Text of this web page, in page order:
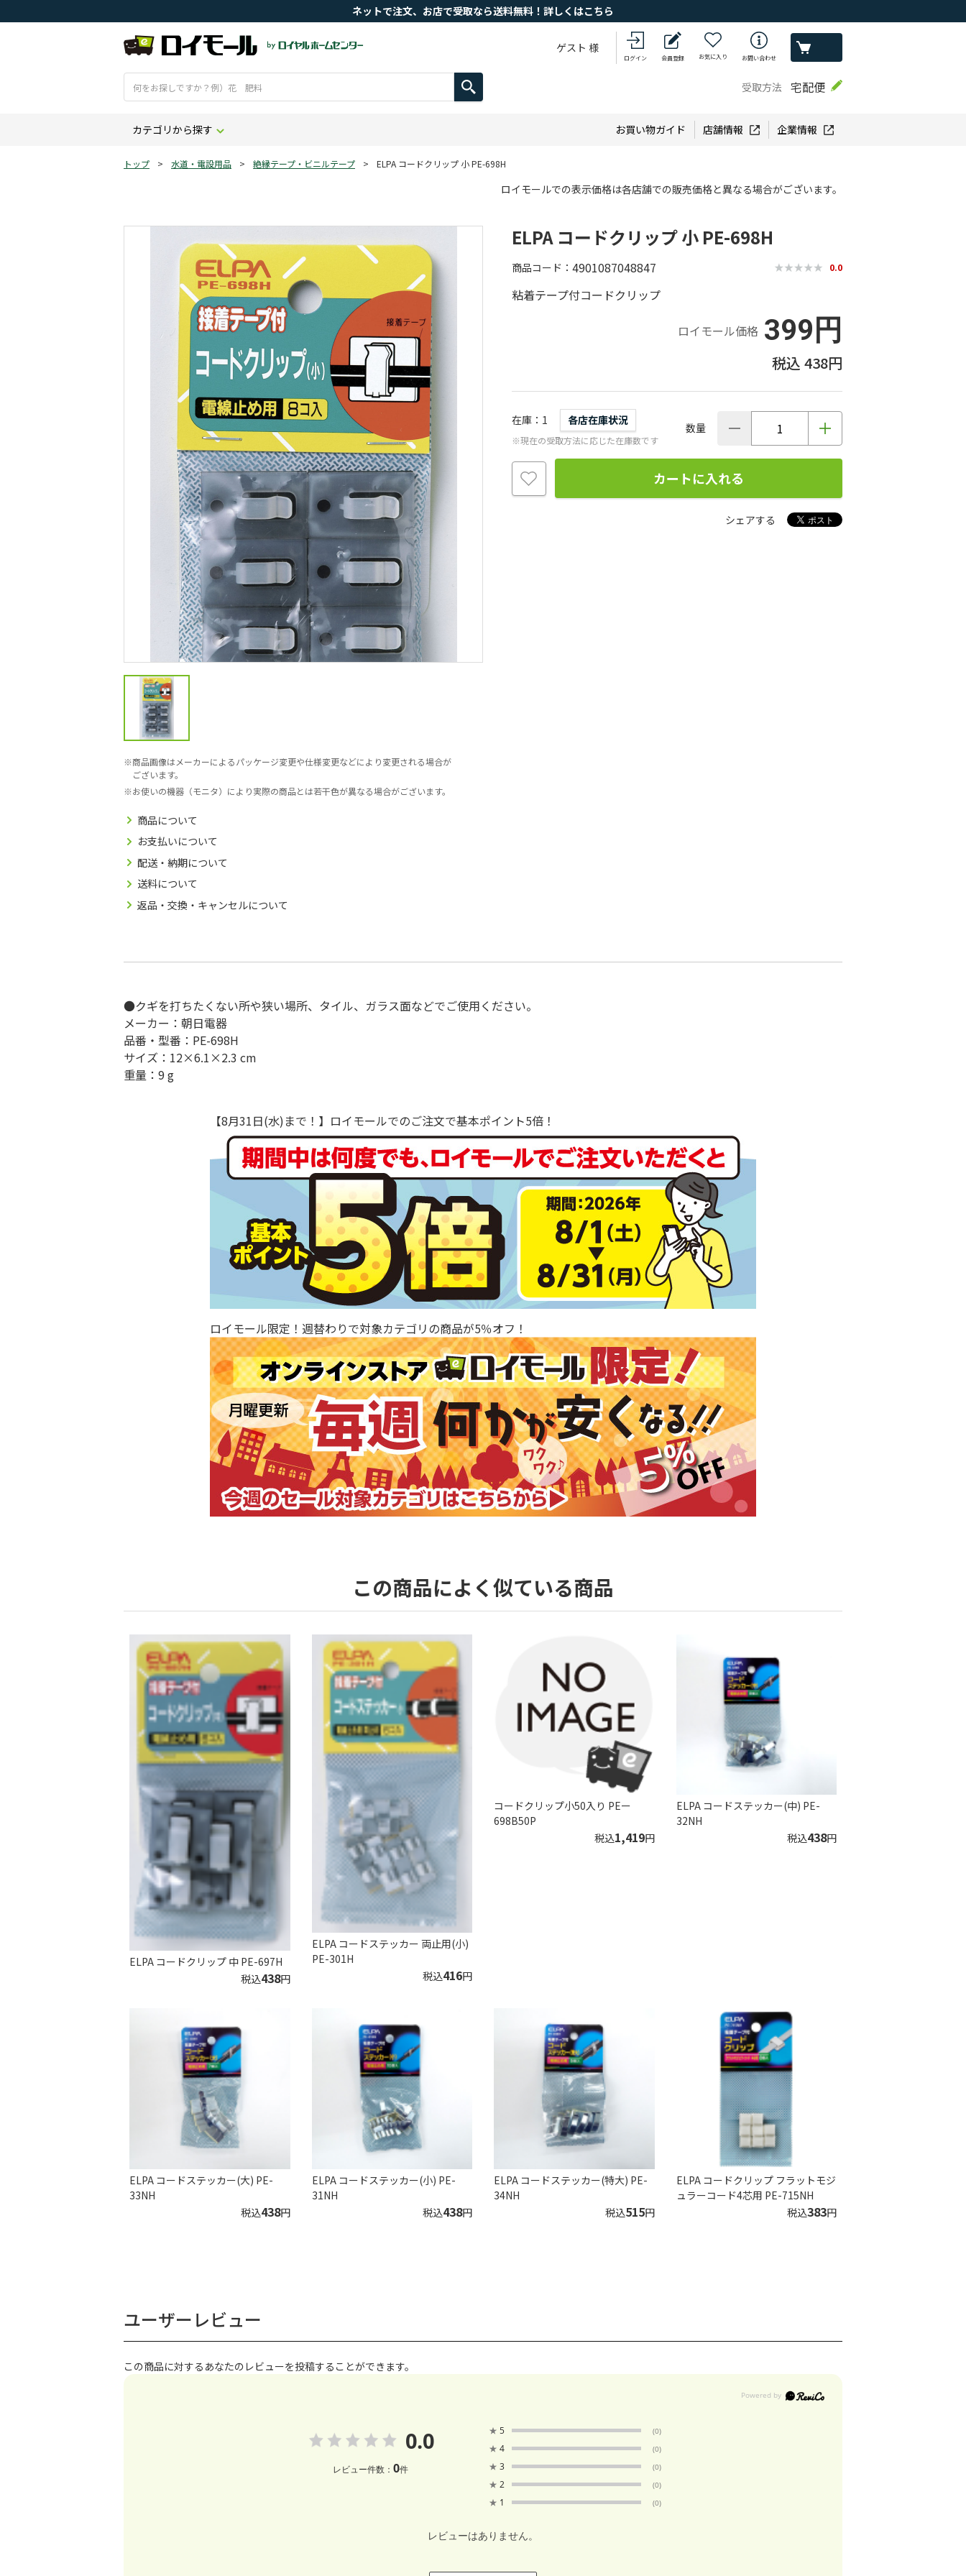
ネットで注文、お店で受取なら送料無料！詳しくはこちら
ゲスト 様
ログイン 会員登録 お気に入り お問い合わせ
受取方法 宅配便
カテゴリから探す お買い物ガイド 店舗情報 企業情報
トップ > 水道・電設用品 > 絶縁テープ・ビニルテープ > ELPA コードクリップ 小 PE-698H
ロイモールでの表示価格は各店舗での販売価格と異なる場合がございます。
商品画像はメーカーによるパッケージ変更や仕様変更などにより変更される場合が
ございます。
お使いの機器（モニタ）により実際の商品とは若干色が異なる場合がございます。
商品について
お支払いについて
配送・納期について
送料について
返品・交換・キャンセルについて
ELPA コードクリップ 小 PE-698H
商品コード 4901087048847 0.0
粘着テープ付コードクリップ
ロイモール価格 399円
438円
在庫 1 各店在庫状況
※現在の受取方法に応じた在庫数です
数量
カートに入れる
シェアする
●クギを打ちたくない所や狭い場所、タイル、ガラス面などでご使用ください。
メーカー：朝日電器
品番・型番：PE-698H
サイズ：12×6.1×2.3 cm
重量：9 g
【8月31日(水)まで！】ロイモールでのご注文で基本ポイント5倍！
ロイモール限定！週替わりで対象カテゴリの商品が5％オフ！
この商品によく似ている商品
ELPA コードクリップ 中 PE-697H
税込438円
ELPA コードステッカー 両止用(小)
PE-301H
税込416円
コードクリップ小50入り PEー
698B50P
税込1,419円
ELPA コードステッカー(中) PE-
32NH
税込438円
ELPA コードステッカー(大) PE-
33NH
税込438円
ELPA コードステッカー(小) PE-
31NH
税込438円
ELPA コードステッカー(特大) PE-
34NH
税込515円
ELPA コードクリップ フラットモジ
ュラーコード4芯用 PE-715NH
税込383円
ユーザーレビュー
この商品に対するあなたのレビューを投稿することができます。
0.0
レビュー件数： 0件
★ 5 (0)
★ 4 (0)
★ 3 (0)
★ 2 (0)
★ 1 (0)
レビューはありません。